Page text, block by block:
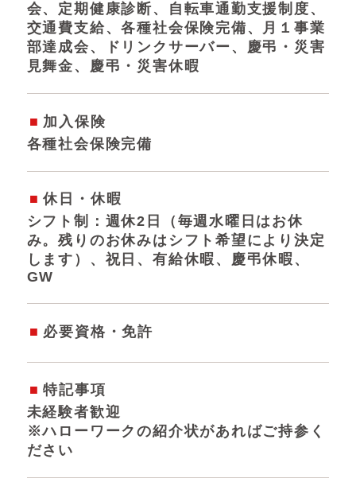
会、定期健康診断、自転車通勤支援制度、
交通費支給、各種社会保険完備、月１事業
部達成会、ドリンクサーバー、慶弔・災害
見舞金、慶弔・災害休暇
加入保険
各種社会保険完備
休日・休暇
シフト制：週休2日（毎週水曜日はお休
み。残りのお休みはシフト希望により決定
します）、祝日、有給休暇、慶弔休暇、
GW
必要資格・免許
特記事項
未経験者歓迎
※ハローワークの紹介状があればご持参く
ださい